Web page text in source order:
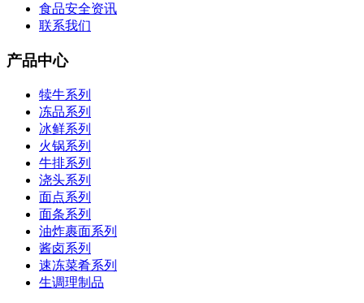
食品安全资讯
联系我们
产品中心
犊牛系列
冻品系列
冰鲜系列
火锅系列
牛排系列
浇头系列
面点系列
面条系列
油炸裹面系列
酱卤系列
速冻菜肴系列
生调理制品